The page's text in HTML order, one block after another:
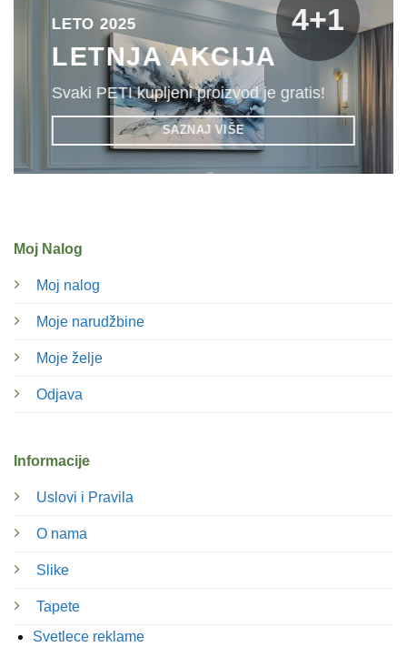
Moj Nalog
Moj nalog
Moje narudžbine
Moje želje
Odjava
Informacije
Uslovi i Pravila
O nama
Slike
Tapete
Svetlece reklame
LETO 2025
LETNJA AKCIJA
Svaki PETI kupljeni proizvod je gratis!
SAZNAJ VIŠE
4+1